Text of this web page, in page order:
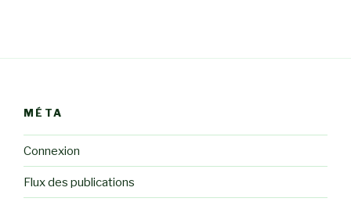
MÉTA
Connexion
Flux des publications